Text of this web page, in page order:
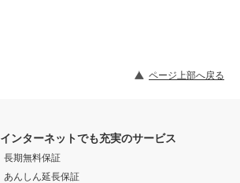
ページ上部へ戻る
インターネットでも充実のサービス
長期無料保証
あんしん延長保証